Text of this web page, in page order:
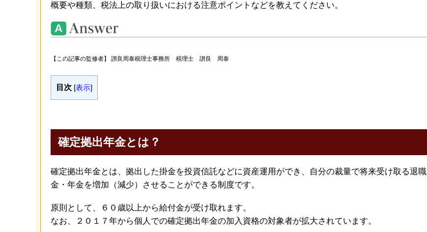
概要や種類、税法上の取り扱いにおける注意ポイントなどを教えてください。
【この記事の監修者】 讃良周泰税理士事務所 税理士 讃良 周泰
目次 [表示]
確定拠出年金とは？
確定拠出年金とは、拠出した掛金を投資信託などに資産運用ができ、自分の裁量で将来受け取る退職
金・年金を増加（減少）させることができる制度です。
原則として、６０歳以上から給付金が受け取れます。
なお、２０１７年から個人での確定拠出年金の加入資格の対象者が拡大されています。